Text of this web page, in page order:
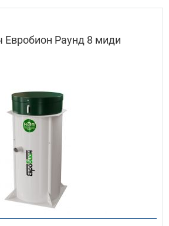
Евробион Раунд 8 миди